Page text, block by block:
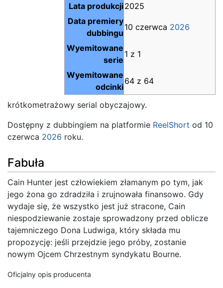
Lata produkcji2025
Data premiery
dubbingu
10 czerwca 2026
Wyemitowane
serie
1 z 1
Wyemitowane
odcinki
64 z 64
krótkometrażowy serial obyczajowy.
Dostępny z dubbingiem na platformie ReelShort od 10
czerwca 2026 roku.
Fabuła
Cain Hunter jest człowiekiem złamanym po tym, jak
jego żona go zdradziła i zrujnowała finansowo. Gdy
wydaje się, że wszystko jest już stracone, Cain
niespodziewanie zostaje sprowadzony przed oblicze
tajemniczego Dona Ludwiga, który składa mu
propozycję: jeśli przejdzie jego próby, zostanie
nowym Ojcem Chrzestnym syndykatu Bourne.
Oficjalny opis producenta